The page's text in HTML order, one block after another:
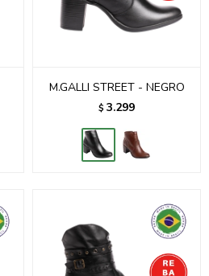
M.GALLI STREET - NEGRO
$ 3.299